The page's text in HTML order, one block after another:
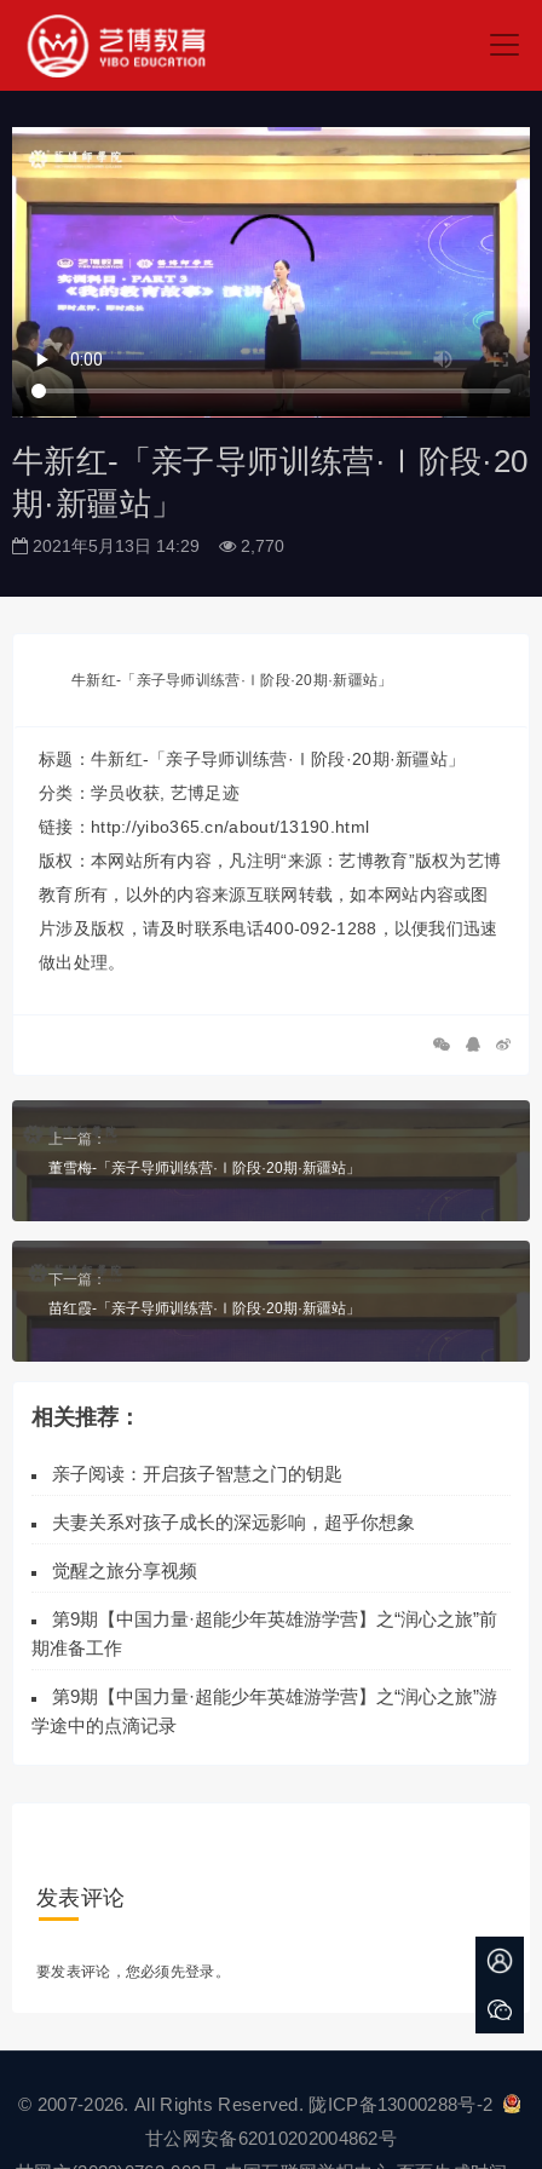
牛新红-「亲子导师训练营·Ⅰ阶段·20
期·新疆站」
2021年5月13日 14:29 2,770
牛新红-「亲子导师训练营·Ⅰ阶段·20期·新疆站」
标题：牛新红-「亲子导师训练营·Ⅰ阶段·20期·新疆站」
分类： 学员收获, 艺博足迹
链接：http://yibo365.cn/about/13190.html
版权：本网站所有内容，凡注明“来源：艺博教育”版权为艺博
教育所有，以外的内容来源互联网转载，如本网站内容或图
片涉及版权，请及时联系电话400-092-1288，以便我们迅速
做出处理。
上一篇：
董雪梅-「亲子导师训练营·Ⅰ阶段·20期·新疆站」
下一篇：
苗红霞-「亲子导师训练营·Ⅰ阶段·20期·新疆站」
相关推荐：
亲子阅读：开启孩子智慧之门的钥匙
夫妻关系对孩子成长的深远影响，超乎你想象
觉醒之旅分享视频
第9期【中国力量·超能少年英雄游学营】之“润心之旅”前
期准备工作
第9期【中国力量·超能少年英雄游学营】之“润心之旅”游
学途中的点滴记录
发表评论
要发表评论，您必须先登录。
© 2007-2026. All Rights Reserved. 陇ICP备13000288号-2
甘公网安备62010202004862号